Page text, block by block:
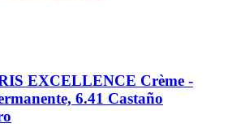
EXCELLENCE Crème -​
6.41 Castaño